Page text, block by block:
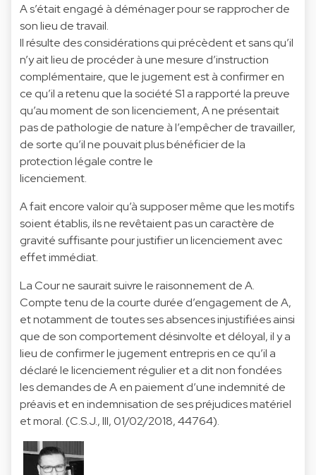
A s’était engagé à déménager pour se rapprocher de
son lieu de travail.
Il résulte des considérations qui précèdent et sans qu’il
n’y ait lieu de procéder à une mesure d’instruction
complémentaire, que le jugement est à confirmer en
ce qu’il a retenu que la société S1 a rapporté la preuve
qu’au moment de son licenciement, A ne présentait
pas de pathologie de nature à l’empêcher de travailler,
de sorte qu’il ne pouvait plus bénéficier de la
protection légale contre le
licenciement.
A fait encore valoir qu’à supposer même que les motifs
soient établis, ils ne revêtaient pas un caractère de
gravité suffisante pour justifier un licenciement avec
effet immédiat.
La Cour ne saurait suivre le raisonnement de A.
Compte tenu de la courte durée d’engagement de A,
et notamment de toutes ses absences injustifiées ainsi
que de son comportement désinvolte et déloyal, il y a
lieu de confirmer le jugement entrepris en ce qu’il a
déclaré le licenciement régulier et a dit non fondées
les demandes de A en paiement d’une indemnité de
préavis et en indemnisation de ses préjudices matériel
et moral. (C.S.J., III, 01/02/2018, 44764).